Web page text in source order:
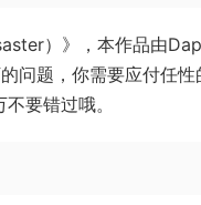
）》，本作品由
问题，你需要应付任性
要错过哦。